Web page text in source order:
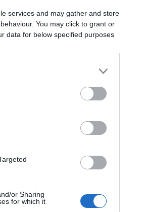
services and may gather and store
You may click to grant or
data for below specified purposes
or Sharing
for which it
Friss topikok
@Grand
,olvastad ,,maga a
az idiótavolnernek
mivel vásárolta
Jánost?
kapcsolják le a
kártyás legyen a
napelemed van!
tendencia: Hát
elég világos a
hatalmas nagy
2019.05.27. 12:10
csokit Puzsérnak?